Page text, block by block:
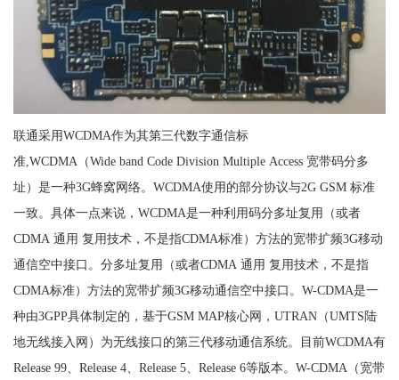
联通采用WCDMA作为其第三代数字通信标
准,WCDMA（Wide band Code Division Multiple Access 宽带码分多
址）是一种3G蜂窝网络。WCDMA使用的部分协议与2G GSM 标准
一致。具体一点来说，WCDMA是一种利用码分多址复用（或者
CDMA 通用 复用技术，不是指CDMA标准）方法的宽带扩频3G移动
通信空中接口。分多址复用（或者CDMA 通用 复用技术，不是指
CDMA标准）方法的宽带扩频3G移动通信空中接口。W-CDMA是一
种由3GPP具体制定的，基于GSM MAP核心网，UTRAN（UMTS陆
地无线接入网）为无线接口的第三代移动通信系统。目前WCDMA有
Release 99、Release 4、Release 5、Release 6等版本。W-CDMA（宽带